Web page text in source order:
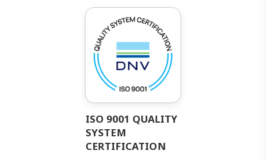
ISO 9001 QUALITY
SYSTEM
CERTIFICATION